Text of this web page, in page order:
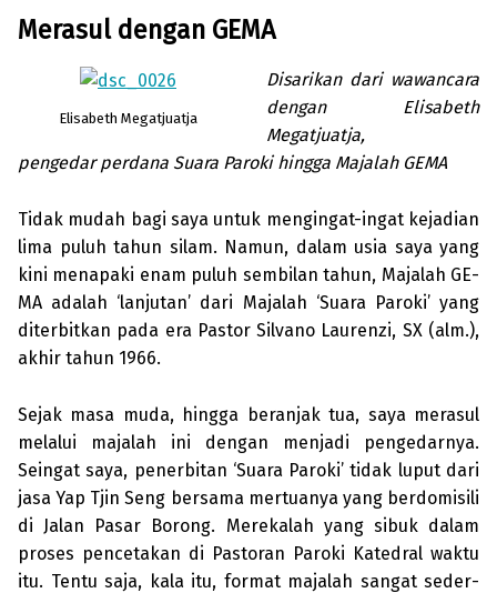
Merasul dengan GEMA
Elisabeth Megatjuatja
Disarikan dari wawancara
dengan Elisabeth
Megatjuatja,
pengedar perdana Suara Paroki hingga Majalah GEMA
Tidak mudah bagi saya untuk mengingat-ingat kejadian
lima puluh tahun silam. Namun, da­lam usia saya yang
kini menapaki enam puluh sembilan tahun, Majalah GE­
MA adalah ‘lanjutan’ dari Majalah ‘Suara Paroki’ yang
diterbitkan pada era Pastor Silvano Laurenzi, SX (alm.),
akhir tahun 1966.
Sejak masa muda, hingga beranjak tua, saya merasul
melalui majalah ini dengan menjadi pengedarnya.
Seingat saya, penerbitan ‘Suara Paroki’ tidak luput dari
jasa Yap Tjin Seng bersama mertuanya yang berdomisili
di Jalan Pasar Borong. Merekalah yang sibuk dalam
proses pencetakan di Pastoran Paroki Kate­dral waktu
itu. Tentu saja, kala itu, format majalah sangat seder­